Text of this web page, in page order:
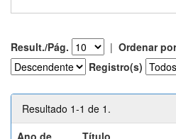
Result./Pág. | Ordenar por
Registro(s)
Resultado 1-1 de 1.
Ano de
Título